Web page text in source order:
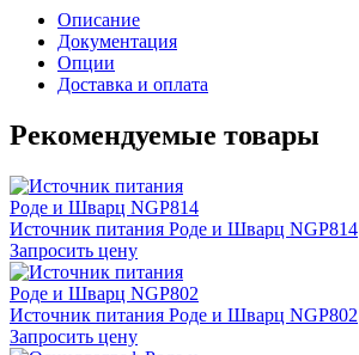
Описание
Документация
Опции
Доставка и оплата
Рекомендуемые товары
Источник питания Роде и Шварц NGP814
Запросить цену
Источник питания Роде и Шварц NGP802
Запросить цену